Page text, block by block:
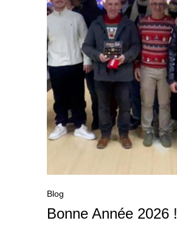
Blog
Bonne Année 2026 !